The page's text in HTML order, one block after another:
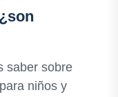
saber sobre
niños y